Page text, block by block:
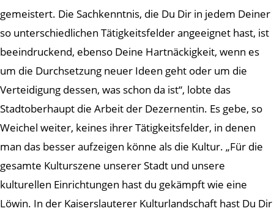
gemeistert. Die Sachkenntnis, die Du Dir in jedem Deiner
so unterschiedlichen Tätigkeitsfelder angeeignet hast, ist
beeindruckend, ebenso Deine Hartnäckigkeit, wenn es
um die Durchsetzung neuer Ideen geht oder um die
Verteidigung dessen, was schon da ist“, lobte das
Stadtoberhaupt die Arbeit der Dezernentin. Es gebe, so
Weichel weiter, keines ihrer Tätigkeitsfelder, in denen
man das besser aufzeigen könne als die Kultur. „Für die
gesamte Kulturszene unserer Stadt und unsere
kulturellen Einrichtungen hast du gekämpft wie eine
Löwin. In der Kaiserslauterer Kulturlandschaft hast Du Dir